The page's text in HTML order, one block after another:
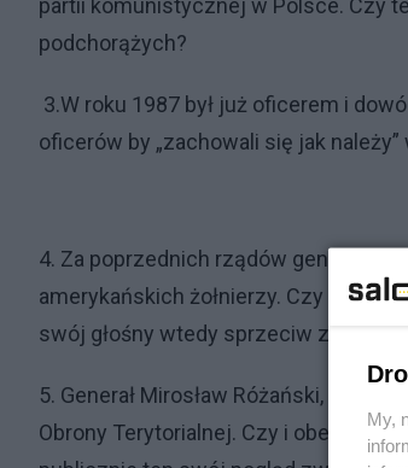
partii komunistycznej w Polsce. Czy
podchorążych?
3.W roku 1987 był już oficerem i
oficerów by „zachowali się jak
4. Za poprzednich rządów generał M.
amerykańskich żołnierzy. Czy w
swój głośny wtedy sprzeciw za
5. Generał Mirosław Różański,
Obrony Terytorialnej. Czy i obecnie
My,